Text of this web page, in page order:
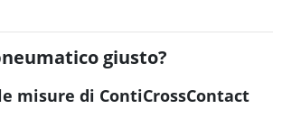
giusto?
misure di ContiCrossContact